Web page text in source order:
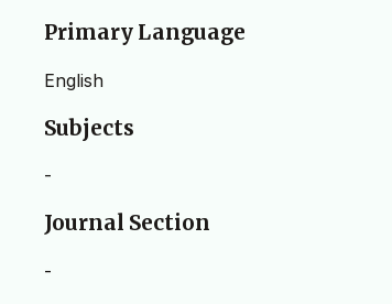
Primary Language
English
Subjects
-
Journal Section
-